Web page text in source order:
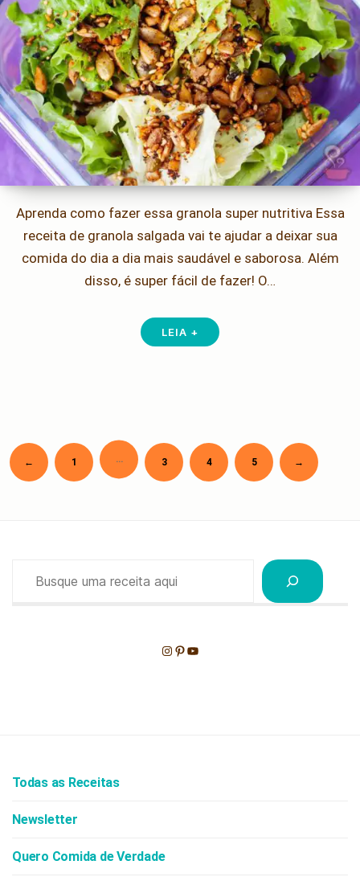
Aprenda como fazer essa granola super nutritiva Essa
receita de granola salgada vai te ajudar a deixar sua
comida do dia a dia mais saudável e saborosa. Além
disso, é super fácil de fazer! O…
LEIA +
Paginação
← Newer 1 … 3 4 5 Older
→
Instagram
Pinterest
Youtube
Todas as Receitas
Newsletter
Quero Comida de Verdade